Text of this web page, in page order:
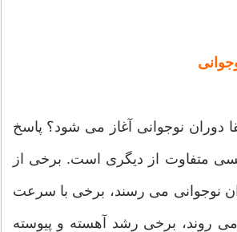
دوران نوجوانی آغاز می شود؟ پاسخ
متفاوت از دیگری است. برخی از
نوجوانی می رسند، برخی با سرعت
روند، برخی رشد آهسته و پیوسته